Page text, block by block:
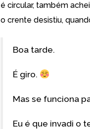
é circular, também
o crente desistiu,
Boa tarde.
É giro.
Mas se funciona
Eu é que invadi o